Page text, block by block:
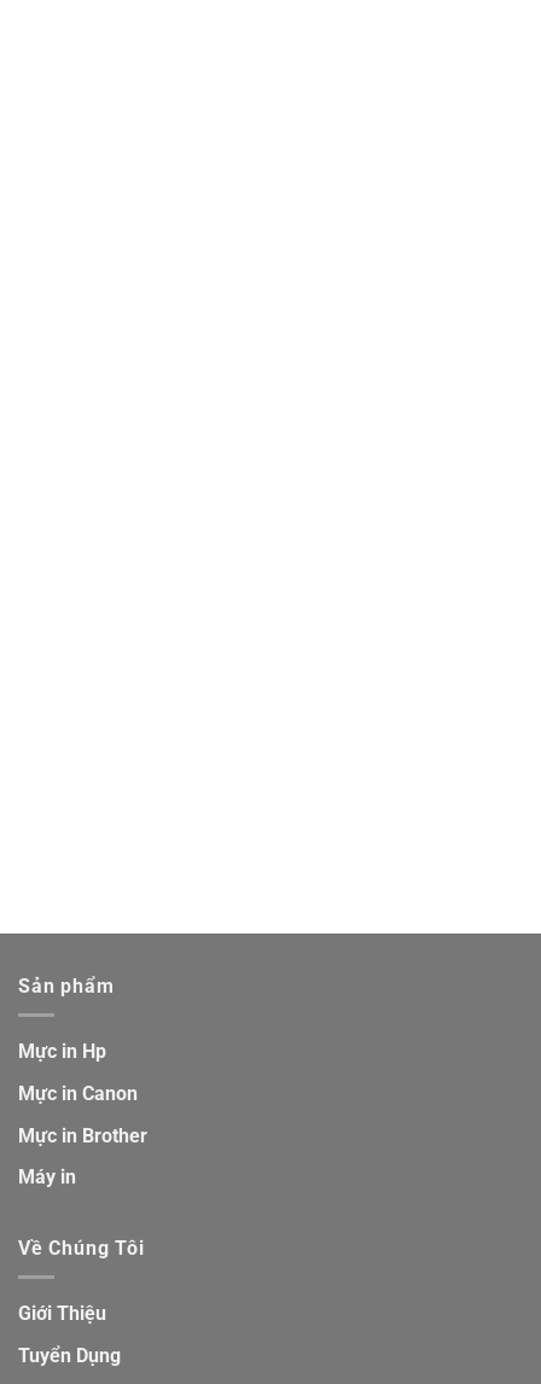
Sản phẩm
Mực in Hp
Mực in Canon
Mực in Brother
Máy in
Về Chúng Tôi
Giới Thiệu
Tuyển Dụng